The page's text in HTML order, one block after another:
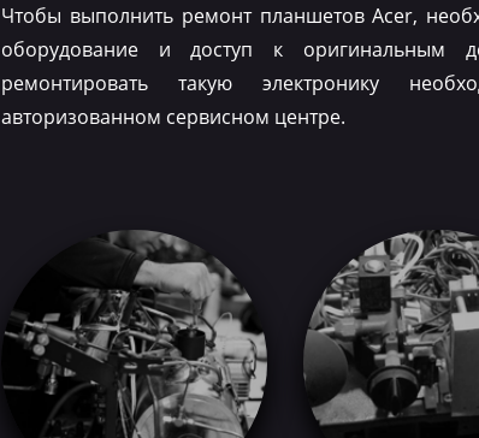
Чтобы выполнить ремонт планшетов Acer,
оборудование и доступ к оригинальным
ремонтировать такую электронику
авторизованном сервисном центре.